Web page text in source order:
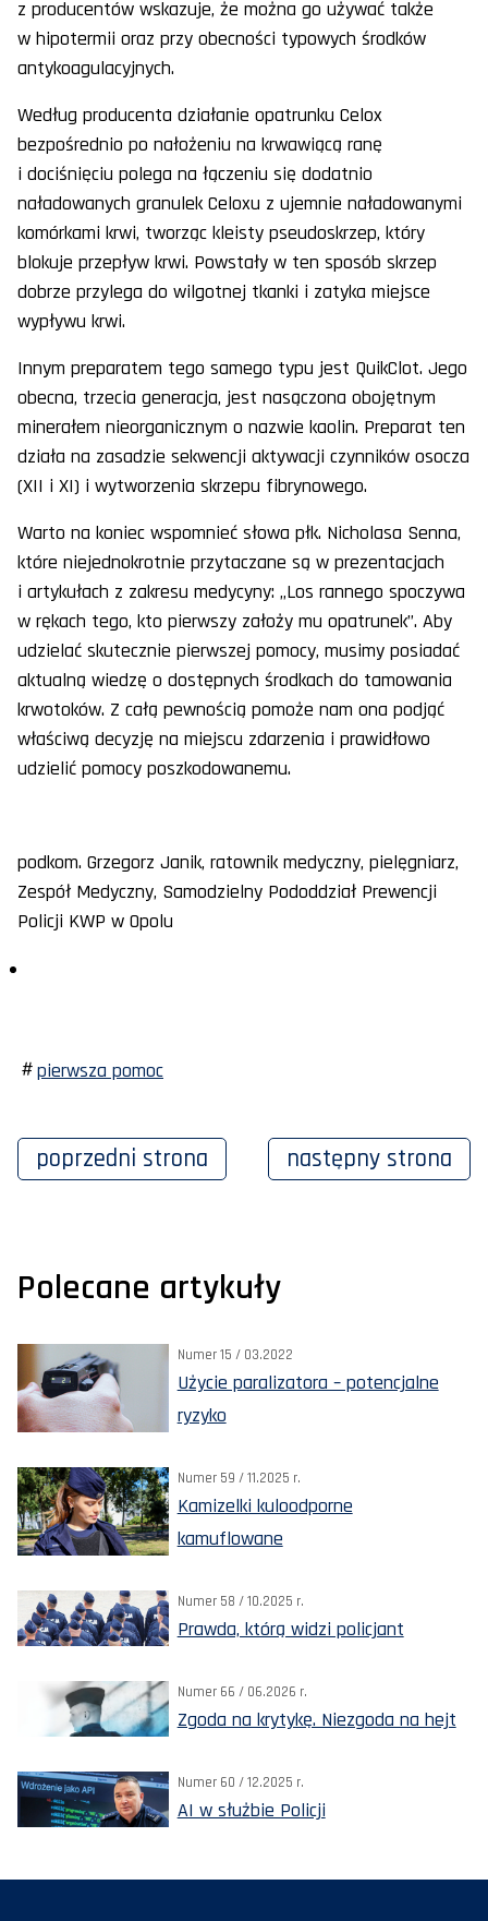
z producentów wskazuje, że można go używać także
w hipotermii oraz przy obecności typowych środków
antykoagulacyjnych.
Według producenta działanie opatrunku Celox
bezpośrednio po nałożeniu na krwawiącą ranę
i dociśnięciu polega na łączeniu się dodatnio
naładowanych granulek Celoxu z ujemnie naładowanymi
komórkami krwi, tworząc kleisty pseudoskrzep, który
blokuje przepływ krwi. Powstały w ten sposób skrzep
dobrze przylega do wilgotnej tkanki i zatyka miejsce
wypływu krwi.
Innym preparatem tego samego typu jest QuikClot. Jego
obecna, trzecia generacja, jest nasączona obojętnym
minerałem nieorganicznym o nazwie kaolin. Preparat ten
działa na zasadzie sekwencji aktywacji czynników osocza
(XII i XI) i wytworzenia skrzepu fibrynowego.
Warto na koniec wspomnieć słowa płk. Nicholasa Senna,
które niejednokrotnie przytaczane są w prezentacjach
i artykułach z zakresu medycyny: „Los rannego spoczywa
w rękach tego, kto pierwszy założy mu opatrunek”. Aby
udzielać skutecznie pierwszej pomocy, musimy posiadać
aktualną wiedzę o dostępnych środkach do tamowania
krwotoków. Z całą pewnością pomoże nam ona podjąć
właściwą decyzję na miejscu zdarzenia i prawidłowo
udzielić pomocy poszkodowanemu.
podkom. Grzegorz Janik, ratownik medyczny, pielęgniarz,
Zespół Medyczny, Samodzielny Pododdział Prewencji
Policji KWP w Opolu
pierwsza pomoc
poprzedni strona następny strona
Polecane artykuły
Numer 15 / 03.2022
Użycie paralizatora – potencjalne
ryzyko
Numer 59 / 11.2025 r.
Kamizelki kuloodporne
kamuflowane
Numer 58 / 10.2025 r.
Prawda, którą widzi policjant
Numer 66 / 06.2026 r.
Zgoda na krytykę. Niezgoda na hejt
Numer 60 / 12.2025 r.
AI w służbie Policji